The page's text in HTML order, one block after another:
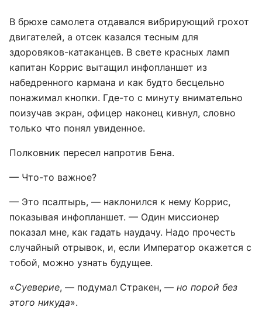
В брюхе самолета отдавался вибрирующий грохот
двигателей, а отсек казался тесным для
здоровяков-катаканцев. В свете красных ламп
капитан Коррис вытащил инфопланшет из
набедренного кармана и как будто бесцельно
понажимал кнопки. Где-то с минуту внимательно
поизучав экран, офицер наконец кивнул, словно
только что понял увиденное.
Полковник пересел напротив Бена.
— Что-то важное?
— Это псалтырь, — наклонился к нему Коррис,
показывая инфопланшет. — Один миссионер
показал мне, как гадать наудачу. Надо прочесть
случайный отрывок, и, если Император окажется с
тобой, можно узнать будущее.
«Суеверие, — подумал Стракен, — но порой без
этого никуда».